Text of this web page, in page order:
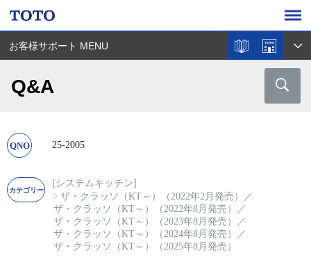
お客様サポート MENU
Q&A
25-2005
[システムキッチン]
ザ・クラッソ（KT～）（2022年2月発売）
／
ザ・クラッソ（KT～）（2022年8月発売）
／
ザ・クラッソ（KT～）（2023年8月発売）
／
ザ・クラッソ（KT～）（2024年8月発売）
／
ザ・クラッソ（KT～）（2025年8月発売）